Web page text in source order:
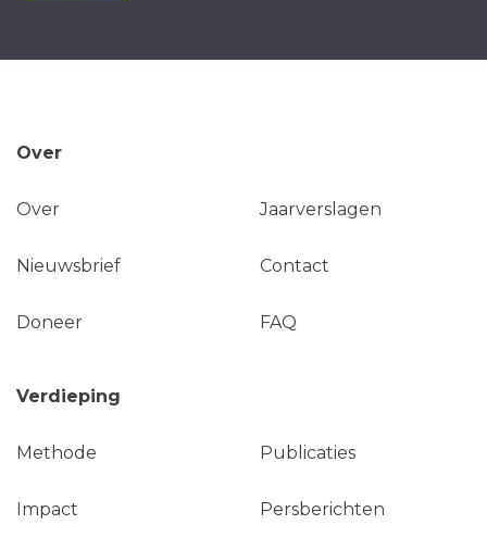
Over
Over Jaarverslagen
Nieuwsbrief Contact
Doneer FAQ
Verdieping
Methode Publicaties
Impact Persberichten